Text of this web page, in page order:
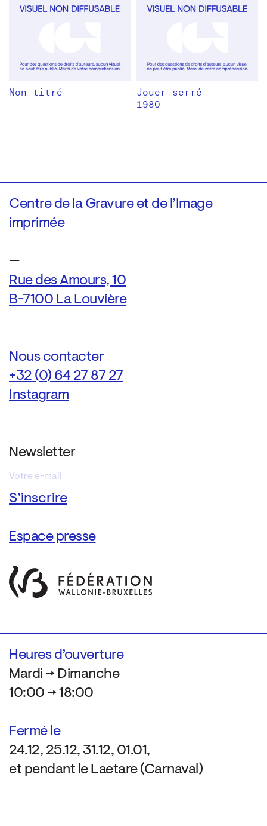
Non titré
Jouer serré
1980
Centre de la Gravure et de l’Image
imprimée
—
Rue des Amours, 10
B-7100 La Louvière
Nous contacter
+32 (0) 64 27 87 27
Instagram
Newsletter
Espace presse
Heures d’ouverture
Mardi → Dimanche
10:00 → 18:00
Fermé le
24.12, 25.12, 31.12, 01.01,
et pendant le Laetare (Carnaval)